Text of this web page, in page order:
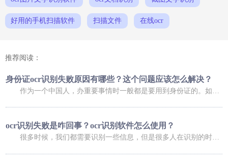
好用的手机扫描软件 扫描文件 在线ocr
推荐阅读：
身份证ocr识别失败原因有哪些？这个问题应该怎么解决？
ocr识别失败是咋回事？ocr识别软件怎么使用？
很多时候，我们都需要识别一些信息，但是很多人在识别的时候，发现信息识别失败了，这是咋回事呢，下面小编就给大家介绍一下ocr识别失败是咋回事？ocr识别软件怎么使用？大家可以了解一下。 ocr识别失败是咋回事 1、你的手机倾斜角度过大，造成图像变形严重，在矫正图像变形过程中，会降低图像质量，造成识别率低；